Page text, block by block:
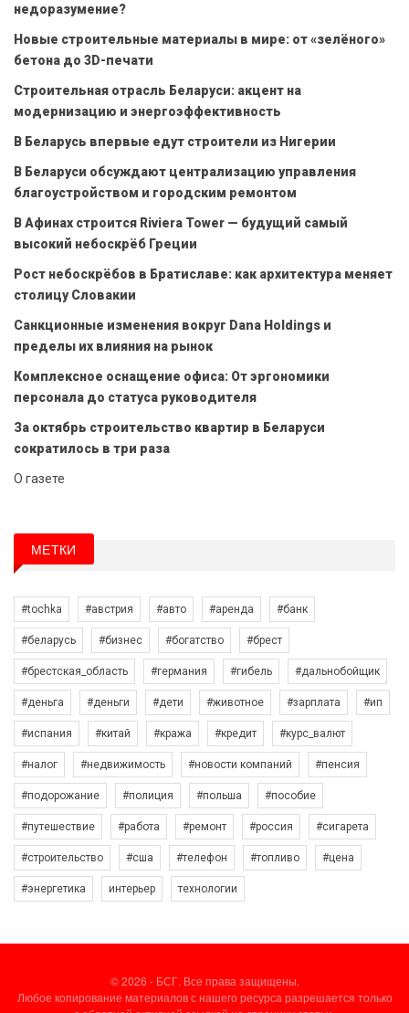
недоразумение?
Новые строительные материалы в мире: от «зелёного»
бетона до 3D-печати
Строительная отрасль Беларуси: акцент на
модернизацию и энергоэффективность
В Беларусь впервые едут строители из Нигерии
В Беларуси обсуждают централизацию управления
благоустройством и городским ремонтом
В Афинах строится Riviera Tower — будущий самый
высокий небоскрёб Греции
Рост небоскрёбов в Братиславе: как архитектура меняет
столицу Словакии
Санкционные изменения вокруг Dana Holdings и
пределы их влияния на рынок
Комплексное оснащение офиса: От эргономики
персонала до статуса руководителя
За октябрь строительство квартир в Беларуси
сократилось в три раза
О газете
МЕТКИ
#tochka #австрия #авто #аренда #банк
#беларусь #бизнес #богатство #брест
#брестская_область #германия #гибель #дальнобойщик
#деньга #деньги #дети #животное #зарплата #ип
#испания #китай #кража #кредит #курс_валют
#налог #недвижимость #новости компаний #пенсия
#подорожание #полиция #польша #пособие
#путешествие #работа #ремонт #россия #сигарета
#строительство #сша #телефон #топливо #цена
#энергетика интерьер технологии
© 2026 - БСГ. Все права защищены.
Любое копирование материалов с нашего ресурса разрешается только